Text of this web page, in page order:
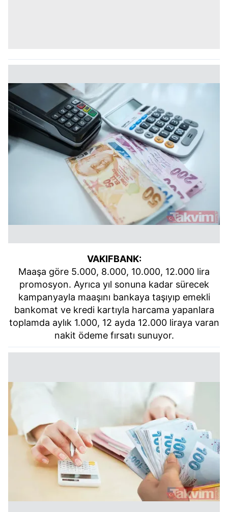
VAKIFBANK:
Maaşa göre 5.000, 8.000, 10.000, 12.000 lira
promosyon. Ayrıca yıl sonuna kadar sürecek
kampanyayla maaşını bankaya taşıyıp emekli
bankomat ve kredi kartıyla harcama yapanlara
toplamda aylık 1.000, 12 ayda 12.000 liraya varan
nakit ödeme fırsatı sunuyor.